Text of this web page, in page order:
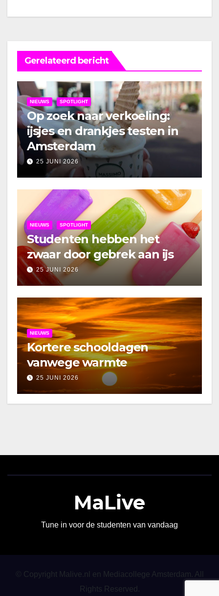
Gerelateerd bericht
NIEUWS SPOTLIGHT
Op zoek naar verkoeling:
ijsjes en drankjes testen in
Amsterdam
25 JUNI 2026
NIEUWS SPOTLIGHT
Studenten hebben het
zwaar door gebrek aan ijs
25 JUNI 2026
NIEUWS
Kortere schooldagen
vanwege warmte
25 JUNI 2026
MaLive
Tune in voor de studenten van vandaag
© Copyright Malive.nl en Mediacollege Amsterdam. All
Rights Reserved.